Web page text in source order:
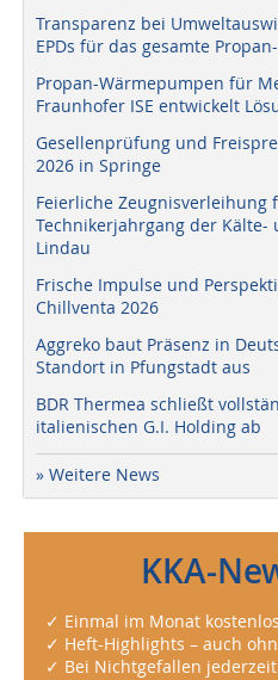
Transparenz bei
EPDs für das gesamte
Propan-Wärmepumpen für
Fraunhofer ISE entwickelt
Gesellenprüfung und
2026 in Springe
Feierliche Zeugnisverleihung
Technikerjahrgang der
Lindau
Frische Impulse und
Chillventa 2026
Aggreko baut Präsenz in
Standort in Pfungstadt aus
BDR Thermea schließt
italienischen G.I. Holding ab
» Weitere News
KKA-
✓ Einmal im Monat
✓ Heft-Highlights – auch
✓ Bei Nichtgefallen